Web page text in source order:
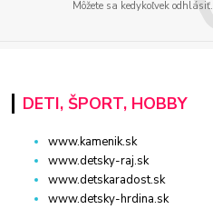
Môžete sa kedykoľvek
DETI, ŠPORT, HOBBY
www.kamenik.sk
www.detsky-raj.sk
www.detskaradost.sk
www.detsky-hrdina.sk